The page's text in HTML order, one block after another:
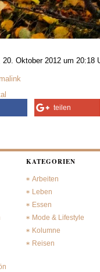
Oktober 2012 um 20:18
teilen
KATEGORIEN
Arbeiten
Leben
Essen
Mode & Lifestyle
Kolumne
Reisen